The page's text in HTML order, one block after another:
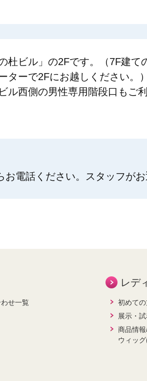
の杜ビル」の2Fです。（7F建
ターで2Fにお越しください。
ル西側の男性専用階段口もご
電話ください。スタッフがお
せ一覧
レデ
初めて
展示・
商品情
ウィッ